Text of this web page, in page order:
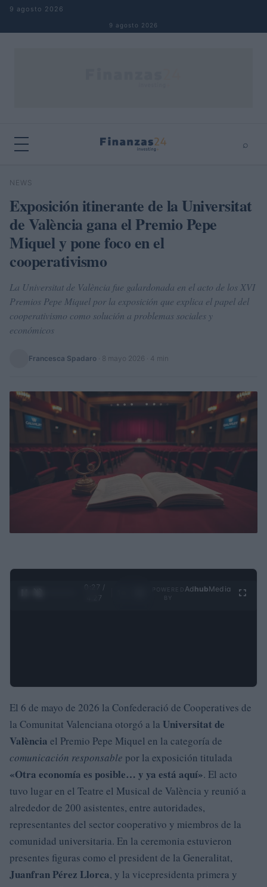
Saltar al contenido
9 agosto 2026
9 agosto 2026
⌕
Buscar
NEWS
Exposición itinerante de la Universitat
de València gana el Premio Pepe
Miquel y pone foco en el
cooperativismo
La Universitat de València fue galardonada en el acto de los XVI
Premios Pepe Miquel por la exposición que explica el papel del
cooperativismo como solución a problemas sociales y
económicos
Francesca Spadaro 8 mayo 2026 · 4 min
0:27 /
4:27
Ad hubMedia
El 6 de mayo de 2026 la Confederació de Cooperatives de
la Comunitat Valenciana otorgó a la Universitat de
València el Premio Pepe Miquel en la categoría de
comunicación responsable por la exposición titulada
«Otra economía es posible… y ya está aquí». El acto
tuvo lugar en el Teatre el Musical de València y reunió a
alrededor de 200 asistentes, entre autoridades,
representantes del sector cooperativo y miembros de la
comunidad universitaria. En la ceremonia estuvieron
presentes figuras como el president de la Generalitat,
Juanfran Pérez Llorca, y la vicepresidenta primera y